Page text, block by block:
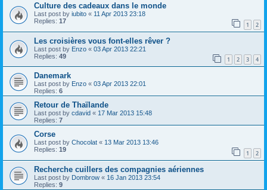
Culture des cadeaux dans le monde
Last post by iubito « 11 Apr 2013 23:18
Replies: 17 1 2
Les croisières vous font-elles rêver ?
Last post by Enzo « 03 Apr 2013 22:21
Replies: 49 1 2 3 4
Danemark
Last post by Enzo « 03 Apr 2013 22:01
Replies: 6
Retour de Thaïlande
Last post by cdavid « 17 Mar 2013 15:48
Replies: 7
Corse
Last post by Chocolat « 13 Mar 2013 13:46
Replies: 19 1 2
Recherche cuillers des compagnies aériennes
Last post by Dombrow « 16 Jan 2013 23:54
Replies: 9